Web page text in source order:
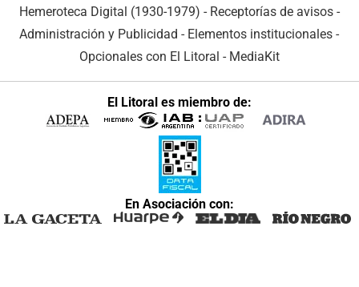
Hemeroteca Digital (1930-1979) - Receptorías de avisos -
Administración y Publicidad - Elementos institucionales -
Opcionales con El Litoral - MediaKit
El Litoral es miembro de:
En Asociación con: